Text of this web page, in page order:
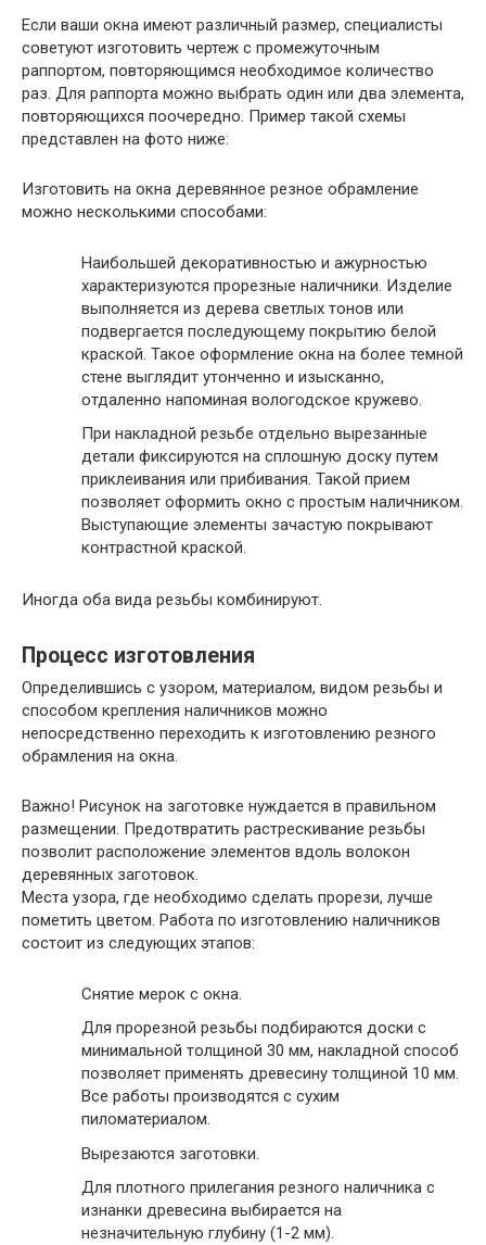
Если ваши окна имеют различный размер, специалисты
советуют изготовить чертеж с промежуточным
раппортом, повторяющимся необходимое количество
раз. Для раппорта можно выбрать один или два элемента,
повторяющихся поочередно. Пример такой схемы
представлен на фото ниже:
Изготовить на окна деревянное резное обрамление
можно несколькими способами:
Наибольшей декоративностью и ажурностью
характеризуются прорезные наличники. Изделие
выполняется из дерева светлых тонов или
подвергается последующему покрытию белой
краской. Такое оформление окна на более темной
стене выглядит утонченно и изысканно,
отдаленно напоминая вологодское кружево.
При накладной резьбе отдельно вырезанные
детали фиксируются на сплошную доску путем
приклеивания или прибивания. Такой прием
позволяет оформить окно с простым наличником.
Выступающие элементы зачастую покрывают
контрастной краской.
Иногда оба вида резьбы комбинируют.
Процесс изготовления
Определившись с узором, материалом, видом резьбы и
способом крепления наличников можно
непосредственно переходить к изготовлению резного
обрамления на окна.
Важно! Рисунок на заготовке нуждается в правильном
размещении. Предотвратить растрескивание резьбы
позволит расположение элементов вдоль волокон
деревянных заготовок.
Места узора, где необходимо сделать прорези, лучше
пометить цветом. Работа по изготовлению наличников
состоит из следующих этапов:
Снятие мерок с окна.
Для прорезной резьбы подбираются доски с
минимальной толщиной 30 мм, накладной способ
позволяет применять древесину толщиной 10 мм.
Все работы производятся с сухим
пиломатериалом.
Вырезаются заготовки.
Для плотного прилегания резного наличника с
изнанки древесина выбирается на
незначительную глубину (1-2 мм).